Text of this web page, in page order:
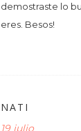
demostraste lo
eres. Besos!
NATI
19 julio